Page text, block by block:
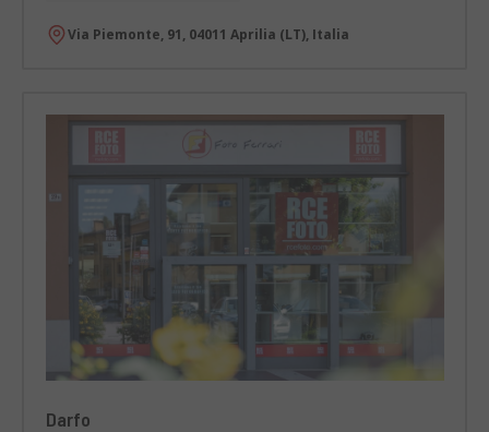
Via Piemonte, 91, 04011 Aprilia (LT), Italia
Darfo